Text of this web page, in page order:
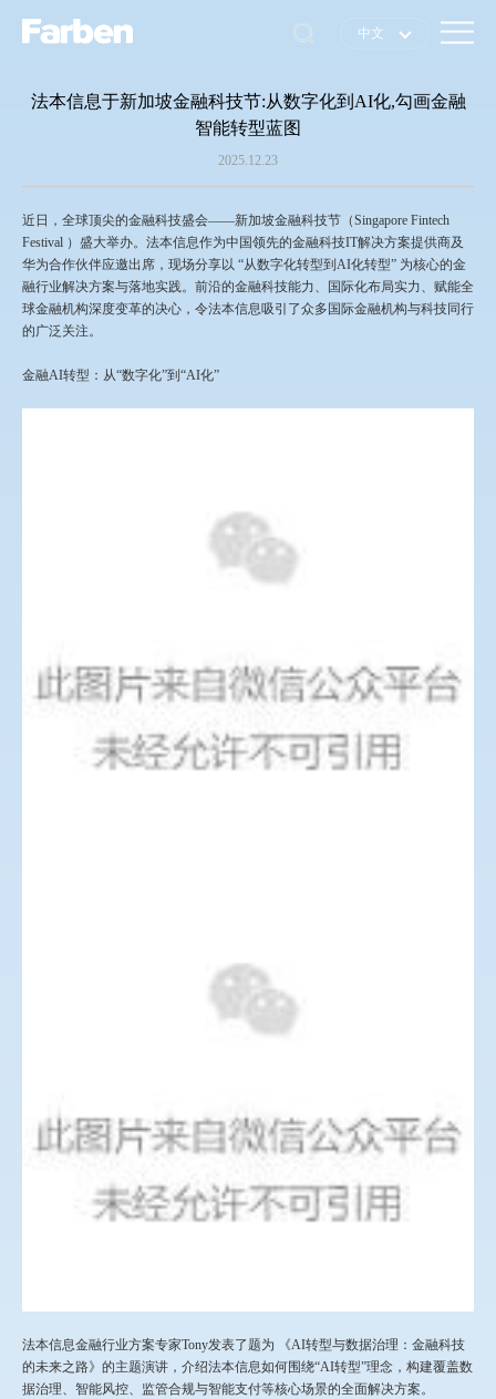
中文
EN
法本信息于新加坡金融科技节:从数字化到AI化,勾画金融
智能转型蓝图
2025.12.23
近日，全球顶尖的金融科技盛会——新加坡金融科技节（Singapore Fintech
Festival ）盛大举办。法本信息作为中国领先的金融科技IT解决方案提供商及
华为合作伙伴应邀出席，现场分享以 “从数字化转型到AI化转型” 为核心的金
融行业解决方案与落地实践。前沿的金融科技能力、国际化布局实力、赋能全
球金融机构深度变革的决心，令法本信息吸引了众多国际金融机构与科技同行
的广泛关注。
金融AI转型：从“数字化”到“AI化”
法本信息金融行业方案专家Tony发表了题为 《AI转型与数据治理：金融科技
的未来之路》的主题演讲，介绍法本信息如何围绕“AI转型”理念，构建覆盖数
据治理、智能风控、监管合规与智能支付等核心场景的全面解决方案。